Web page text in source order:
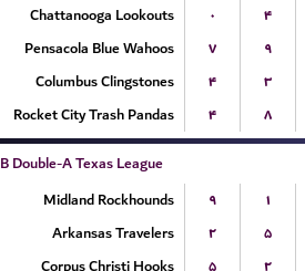
Chattanooga Lookouts
۰ ۴
Pensacola Blue Wahoos
۷ ۹
Columbus Clingstones
۴ ۳
Rocket City Trash Pandas
۴ ۸
Double-A Texas League
Midland Rockhounds
۹ ۱
Arkansas Travelers
۲ ۵